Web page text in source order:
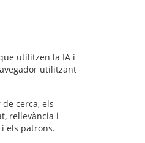
utilitzen la IA i
utilitzant
cerca, els
rellevància i
els patrons.